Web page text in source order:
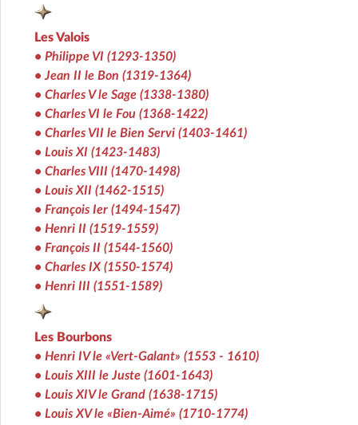
Les Valois
• Philippe VI (1293-1350)
• Jean II le Bon (1319-1364)
• Charles V le Sage (1338-1380)
• Charles VI le Fou (1368-1422)
• Charles VII le Bien Servi (1403-1461)
• Louis XI (1423-1483)
• Charles VIII (1470-1498)
• Louis XII (1462-1515)
• François Ier (1494-1547)
• Henri II (1519-1559)
• François II (1544-1560)
• Charles IX (1550-1574)
• Henri III (1551-1589)
Les Bourbons
• Henri IV le «Vert-Galant» (1553 - 1610)
• Louis XIII le Juste (1601-1643)
• Louis XIV le Grand (1638-1715)
• Louis XV le «Bien-Aimé» (1710-1774)